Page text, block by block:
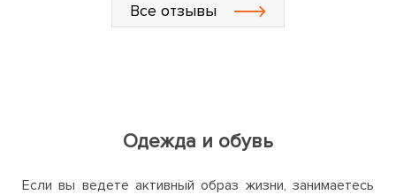
Все отзывы
Одежда и обувь
Если вы ведете активный образ жизни, занимаетесь